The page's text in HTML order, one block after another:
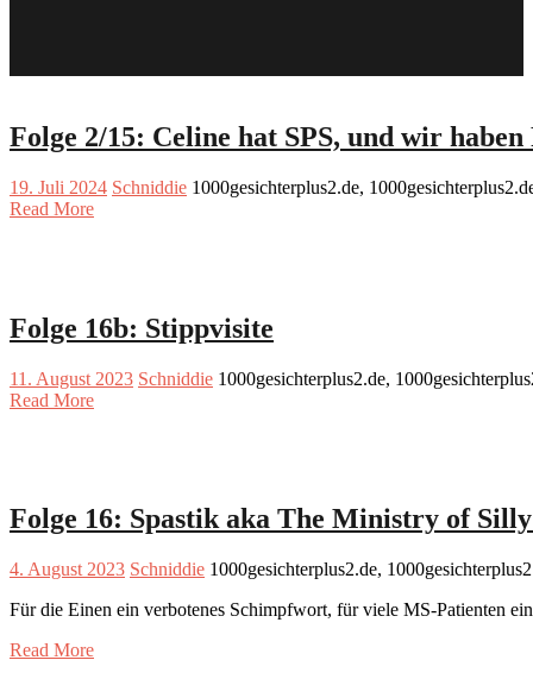
Folge 2/15: Celine hat SPS, und wir
19. Juli 2024 Schniddie 1000gesichterplus2.de,
Read More
Folge 16b: Stippvisite
11. August 2023 Schniddie 1000gesichterplus2.de,
Read More
Folge 16: Spastik aka The Ministry of
4. August 2023 Schniddie 1000gesichterplus2.de,
Für die Einen ein verbotenes Schimpfwort, für viele MS-Patienten
Read More